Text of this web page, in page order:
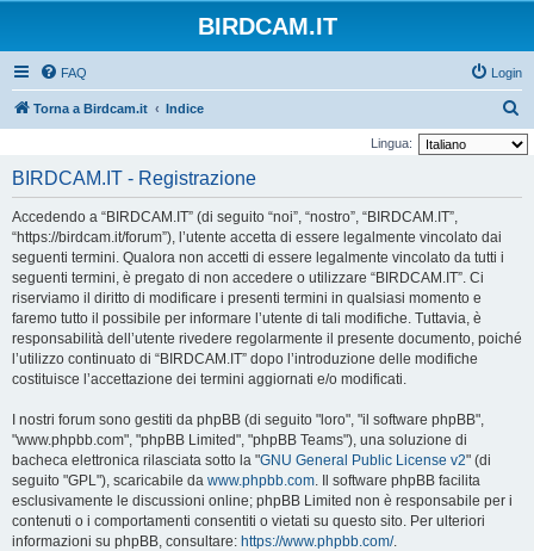
BIRDCAM.IT
FAQ Login
Torna a Birdcam.it Indice
e
Lingua:
BIRDCAM.IT - Registrazione
Accedendo a “BIRDCAM.IT” (di seguito “noi”, “nostro”, “BIRDCAM.IT”,
“https://birdcam.it/forum”), l’utente accetta di essere legalmente vincolato dai
seguenti termini. Qualora non accetti di essere legalmente vincolato da tutti i
seguenti termini, è pregato di non accedere o utilizzare “BIRDCAM.IT”. Ci
riserviamo il diritto di modificare i presenti termini in qualsiasi momento e
faremo tutto il possibile per informare l’utente di tali modifiche. Tuttavia, è
responsabilità dell’utente rivedere regolarmente il presente documento, poiché
l’utilizzo continuato di “BIRDCAM.IT” dopo l’introduzione delle modifiche
costituisce l’accettazione dei termini aggiornati e/o modificati.
I nostri forum sono gestiti da phpBB (di seguito "loro", "il software phpBB",
"www.phpbb.com", "phpBB Limited", "phpBB Teams"), una soluzione di
bacheca elettronica rilasciata sotto la "GNU General Public License v2" (di
seguito "GPL"), scaricabile da www.phpbb.com. Il software phpBB facilita
esclusivamente le discussioni online; phpBB Limited non è responsabile per i
contenuti o i comportamenti consentiti o vietati su questo sito. Per ulteriori
informazioni su phpBB, consultare: https://www.phpbb.com/.